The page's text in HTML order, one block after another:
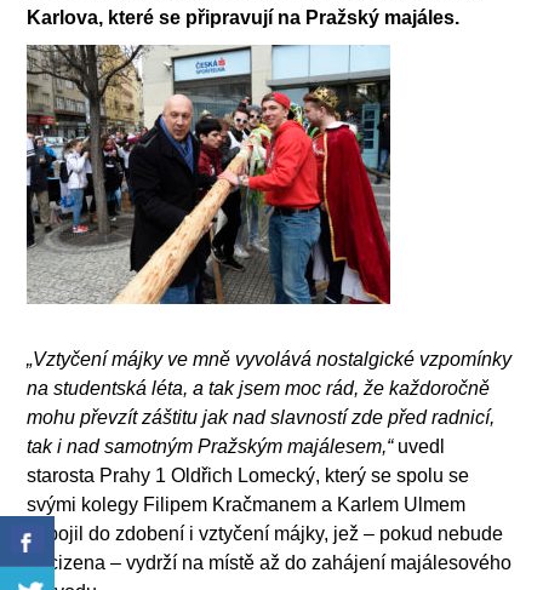
Karlova, které se připravují na Pražský majáles.
„Vztyčení májky ve mně vyvolává nostalgické vzpomínky
na studentská léta, a tak jsem moc rád, že každoročně
mohu převzít záštitu jak nad slavností zde před radnicí,
tak i nad samotným Pražským majálesem,“uvedl
starosta Prahy 1 Oldřich Lomecký, který se spolu se
svými kolegy Filipem Kračmanem a Karlem Ulmem
zapojil do zdobení i vztyčení májky, jež – pokud nebude
odcizena – vydrží na místě až do zahájení majálesového